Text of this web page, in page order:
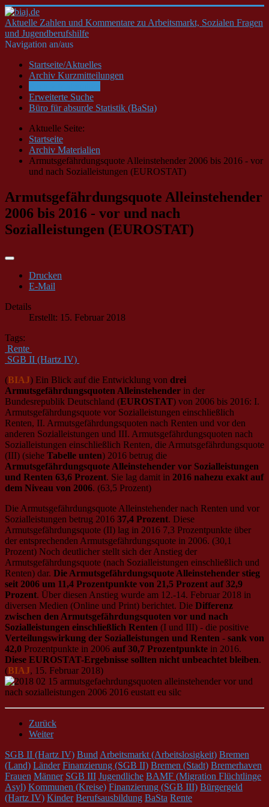
Aktuelle Zahlen und Kommentare zu Arbeitsmarkt, Sozialen Fragen
und Jugendberufshilfe
Navigation an/aus
Startseite/Aktuelles
Archiv Kurzmitteilungen
Erweiterte Suche
Büro für absurde Statistik (BaSta)
Aktuelle Seite:
Startseite
Archiv Materialien
Armutsgefährdungsquote Alleinstehender 2006 bis 2016 - vor
und nach Sozialleistungen (EUROSTAT)
Armutsgefährdungsquote Alleinstehender
2006 bis 2016 - vor und nach
Sozialleistungen (EUROSTAT)
Drucken
E-Mail
Details
Erstellt: 15. Februar 2018
Tags:
Rente
SGB II (Hartz IV)
(BIAJ) Ein Blick auf die Entwicklung von drei
Armutsgefährdungsquoten Alleinstehender in der
Bundesrepublik Deutschland (EUROSTAT) von 2006 bis 2016: I.
Armutsgefährdungsquote vor Sozialleistungen einschließlich
Renten, II. Armutsgefährdungsquoten nach Renten und vor den
anderen Sozialleistungen und III. Armutsgefährdungsquoten nach
Sozialleistungen einschließlich Renten, die Armutsgefährdungsquote
(III) (siehe Tabelle unten) 2016 betrug die
Armutsgefährdungsquote Alleinstehender vor Sozialleistungen
und Renten 63,6 Prozent. Sie lag damit in 2016 nahezu exakt auf
dem Niveau von 2006. (63,5 Prozent)
Die Armutsgefährdungsquote Alleinstehender nach Renten und vor
Sozialleistungen betrug 2016 37,4 Prozent. Diese
Armutsgefährdungsquote (II) lag in 2016 7,3 Prozentpunkte über
der entsprechenden Armutsgefährdungsquote in 2006. (30,1
Prozent) Noch deutlicher stellt sich der Anstieg der
Armutsgefährdungsquote (nach Sozialleistungen einschließlich und
Renten) dar. Die Armutsgefährdungsquote Alleinstehender stieg
seit 2006 um 11,4 Prozentpunkte von 21,5 Prozent auf 32,9
Prozent. Über diesen Anstieg wurde am 12.-14. Februar 2018 in
diversen Medien (Online und Print) berichtet. Die Differenz
zwischen den Armutsgefährdungsquoten vor und nach
Sozialleistungen einschließlich Renten (I und III) - die positive
Verteilungswirkung der Sozialleistungen und Renten - sank von
42,0 Prozentpunkte in 2006 auf 30,7 Prozentpunkte in 2016.
Diese EUROSTAT-Ergebnisse sollten nicht unbeachtet bleiben.
(BIAJ, 15. Februar 2018)
Zurück
Weiter
SGB II (Hartz IV) Bund Arbeitsmarkt (Arbeitslosigkeit) Bremen
(Land) Länder Finanzierung (SGB II) Bremen (Stadt) Bremerhaven
Frauen Männer SGB III Jugendliche BAMF (Migration Flüchtlinge
Asyl) Kommunen (Kreise) Finanzierung (SGB III) Bürgergeld
(Hartz IV) Kinder Berufsausbildung BaSta Rente